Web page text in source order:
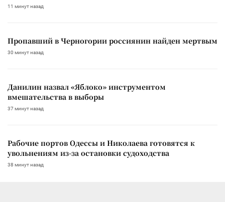
11 минут назад
Пропавший в Черногории россиянин найден мертвым
30 минут назад
Данилин назвал «Яблоко» инструментом
вмешательства в выборы
37 минут назад
Рабочие портов Одессы и Николаева готовятся к
увольнениям из-за остановки судоходства
38 минут назад